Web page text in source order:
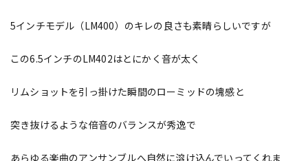
5インチモデル（LM400）のキレの良さも素晴らしいですが
この6.5インチのLM402はとにかく音が太く
リムショットを引っ掛けた瞬間のローミッドの塊感と
突き抜けるような倍音のバランスが秀逸で
あらゆる楽曲のアンサンブルへ自然に溶け込んでいってくれま